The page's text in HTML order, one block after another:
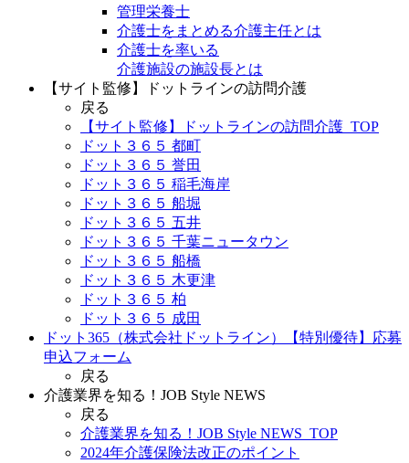
管理栄養士
介護士をまとめる介護主任とは
介護士を率いる
介護施設の施設長とは
【サイト監修】ドットラインの訪問介護
戻る
【サイト監修】ドットラインの訪問介護_TOP
ドット３６５ 都町
ドット３６５ 誉田
ドット３６５ 稲毛海岸
ドット３６５ 船堀
ドット３６５ 五井
ドット３６５ 千葉ニュータウン
ドット３６５ 船橋
ドット３６５ 木更津
ドット３６５ 柏
ドット３６５ 成田
ドット365（株式会社ドットライン）【特別優待】応募
申込フォーム
戻る
介護業界を知る！JOB Style NEWS
戻る
介護業界を知る！JOB Style NEWS_TOP
2024年介護保険法改正のポイント